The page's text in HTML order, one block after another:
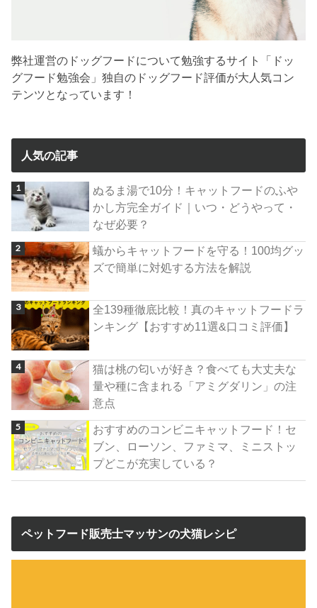
弊社運営のドッグフードについて勉強するサイト「ドッ
グフード勉強会」独自のドッグフード評価が大人気コン
テンツとなっています！
人気の記事
ぬるま湯で10分！キャットフードのふや
かし方完全ガイド｜いつ・どうやって・
なぜ必要？
蟻からキャットフードを守る！100均グッ
ズで簡単に対処する方法を解説
全139種徹底比較！真のキャットフードラ
ンキング【おすすめ11選&口コミ評価】
猫は桃の匂いが好き？食べても大丈夫な
量や種に含まれる「アミグダリン」の注
意点
おすすめのコンビニキャットフード！セ
ブン、ローソン、ファミマ、ミニストッ
プどこが充実している？
ペットフード販売士マッサンの犬猫レシピ